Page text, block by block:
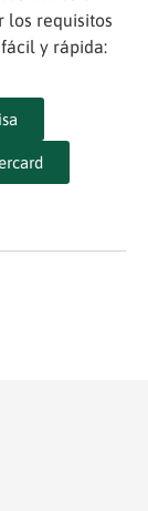
los requisitos
y rápida: